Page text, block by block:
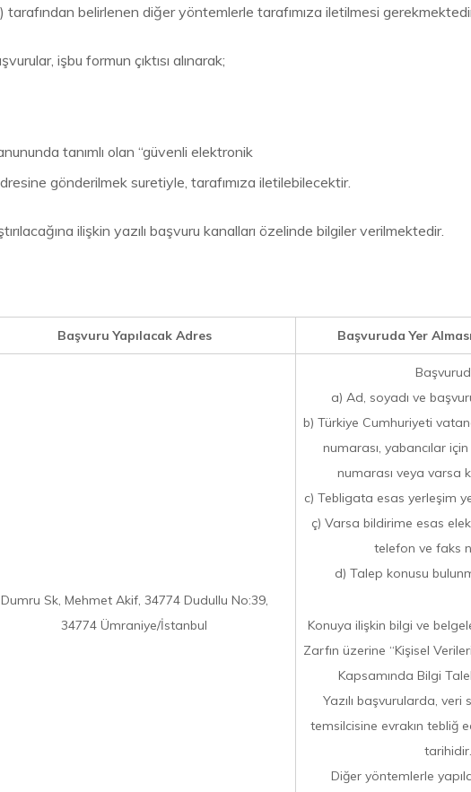
tarafından belirlenen diğer yöntemlerle tarafımıza iletilmesi
işbu formun çıktısı alınarak;
tanımlı olan “güvenli elektronik
gönderilmek suretiyle, tarafımıza iletilebilecektir.
ilişkin yazılı başvuru kanalları özelinde bilgiler verilmektedir.
Başvuru Yapılacak Adres Başvuruda Yer
Dumru Sk, Mehmet Akif, 34774 Dudullu No:39,
34774 Ümraniye/İstanbul
a) Ad, soyadı ve
b) Türkiye Cumhuriyeti
numarası, yabancılar
numarası veya varsa
c) Tebligata esas yerleşim
ç) Varsa bildirime esas
telefon ve faks
d) Talep konusu
Konuya ilişkin bilgi ve
Zarfın üzerine “Kişisel
Kapsamında Bilgi
Yazılı başvurularda, veri
temsilcisine evrakın tebliğ
tarihidir.
Diğer yöntemlerle